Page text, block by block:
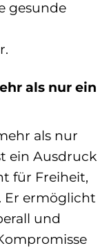
gesunde
als nur ein
als nur
ein Ausdruck
für Freiheit,
Er ermöglicht
und